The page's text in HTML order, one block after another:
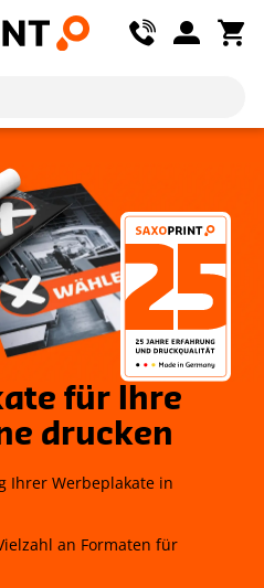
für Ihre
drucken
Ihrer Werbeplakate in
an Formaten für